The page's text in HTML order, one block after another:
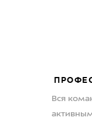
Вся